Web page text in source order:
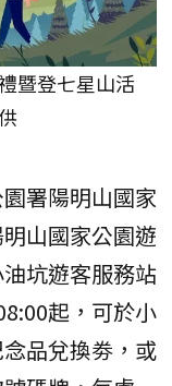
暨登七星山活
署陽明山國家
山國家公園遊
坑遊客服務站
起，可於小
品兌換劵，或